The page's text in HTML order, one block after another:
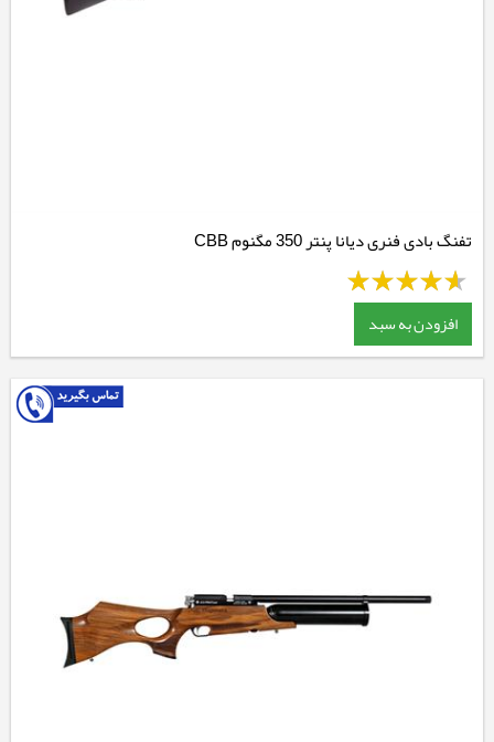
تفنگ بادی فنری دیانا پنتر 350 مگنوم CBB
افزودن به سبد